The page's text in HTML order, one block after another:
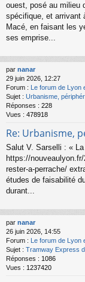
ouest, posé au milieu
spécifique, et arrivant
Macé, en faisant les
ses emprise...
par nanar
29 juin 2026, 12:27
Forum : Le forum de Lyon
Sujet : Urbanisme,
Réponses : 228
Vues : 478918
Re: Urbanisme,
Salut V. Sarselli : «
https://
rester-a-perrache/
études de faisabilité
durant...
par nanar
26 juin 2026, 14:55
Forum :
Le forum de Lyon
Sujet : Tramway Express
Réponses : 1086
Vues : 1237420